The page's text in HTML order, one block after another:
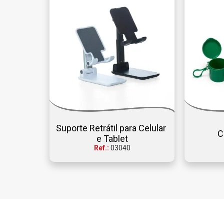
Suporte Retrátil para Celular
e Tablet
Ref.: 03040